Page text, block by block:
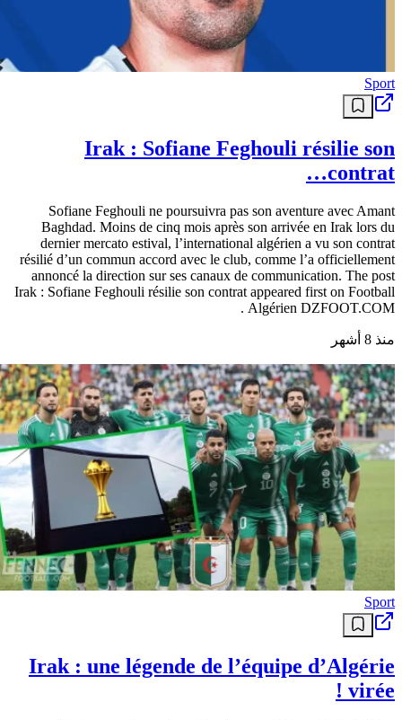
Sport
Irak : Sofiane Feghouli résilie son
contrat…
Sofiane Feghouli ne poursuivra pas son aventure avec Amant
Baghdad. Moins de cinq mois après son arrivée en Irak lors du
dernier mercato estival, l’international algérien a vu son contrat
résilié d’un commun accord avec le club, comme l’a officiellement
annoncé la direction sur ses canaux de communication. The post
Irak : Sofiane Feghouli résilie son contrat appeared first on Football
Algérien DZFOOT.COM .
منذ 8 أشهر
Sport
Irak : une légende de l’équipe d’Algérie
virée !